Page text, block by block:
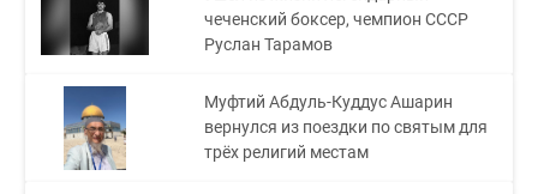
чеченский боксер, чемпион СССР
Руслан Тарамов
Муфтий Абдуль-Куддус Ашарин
вернулся из поездки по святым для
трёх религий местам